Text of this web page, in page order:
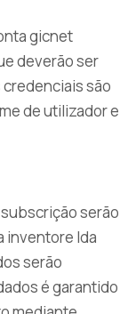
gicnet
deverão ser
são
de utilizador e
serão
inventore lda
serão
é garantido